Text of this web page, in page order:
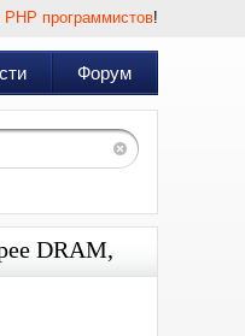
программистов!
Форум
DRAM,